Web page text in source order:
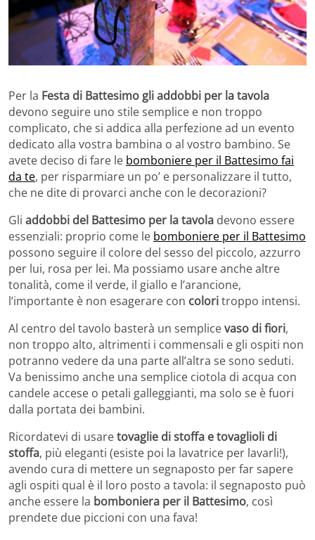
Per la Festa di Battesimo gli addobbi per la tavola
devono seguire uno stile semplice e non troppo
complicato, che si addica alla perfezione ad un evento
dedicato alla vostra bambina o al vostro bambino. Se
avete deciso di fare le bomboniere per il Battesimo fai
da te, per risparmiare un po’ e personalizzare il tutto,
che ne dite di provarci anche con le decorazioni?
Gli addobbi del Battesimo per la tavola devono essere
essenziali: proprio come le bomboniere per il Battesimo
possono seguire il colore del sesso del piccolo, azzurro
per lui, rosa per lei. Ma possiamo usare anche altre
tonalità, come il verde, il giallo e l’arancione,
l’importante è non esagerare con coloritroppo intensi.
Al centro del tavolo basterà un semplicevaso di fiori,
non troppo alto, altrimenti i commensali e gli ospiti non
potranno vedere da una parte all’altra se sono seduti.
Va benissimo anche una semplice ciotola di acqua con
candele accese o petali galleggianti, ma solo se è fuori
dalla portata dei bambini.
Ricordatevi di usaretovaglie di stoffa e tovaglioli di
stoffa, più eleganti (esiste poi la lavatrice per lavarli!),
avendo cura di mettere un segnaposto per far sapere
agli ospiti qual è il loro posto a tavola: il segnaposto può
anche essere la bomboniera per il Battesimo, così
prendete due piccioni con una fava!